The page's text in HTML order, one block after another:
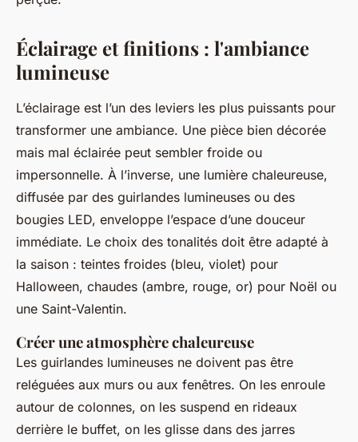
Éclairage et finitions : l'ambiance
lumineuse
L’éclairage est l’un des leviers les plus puissants pour
transformer une ambiance. Une pièce bien décorée
mais mal éclairée peut sembler froide ou
impersonnelle. À l’inverse, une lumière chaleureuse,
diffusée par des guirlandes lumineuses ou des
bougies LED, enveloppe l’espace d’une douceur
immédiate. Le choix des tonalités doit être adapté à
la saison : teintes froides (bleu, violet) pour
Halloween, chaudes (ambre, rouge, or) pour Noël ou
une Saint-Valentin.
Créer une atmosphère chaleureuse
Les guirlandes lumineuses ne doivent pas être
reléguées aux murs ou aux fenêtres. On les enroule
autour de colonnes, on les suspend en rideaux
derrière le buffet, on les glisse dans des jarres